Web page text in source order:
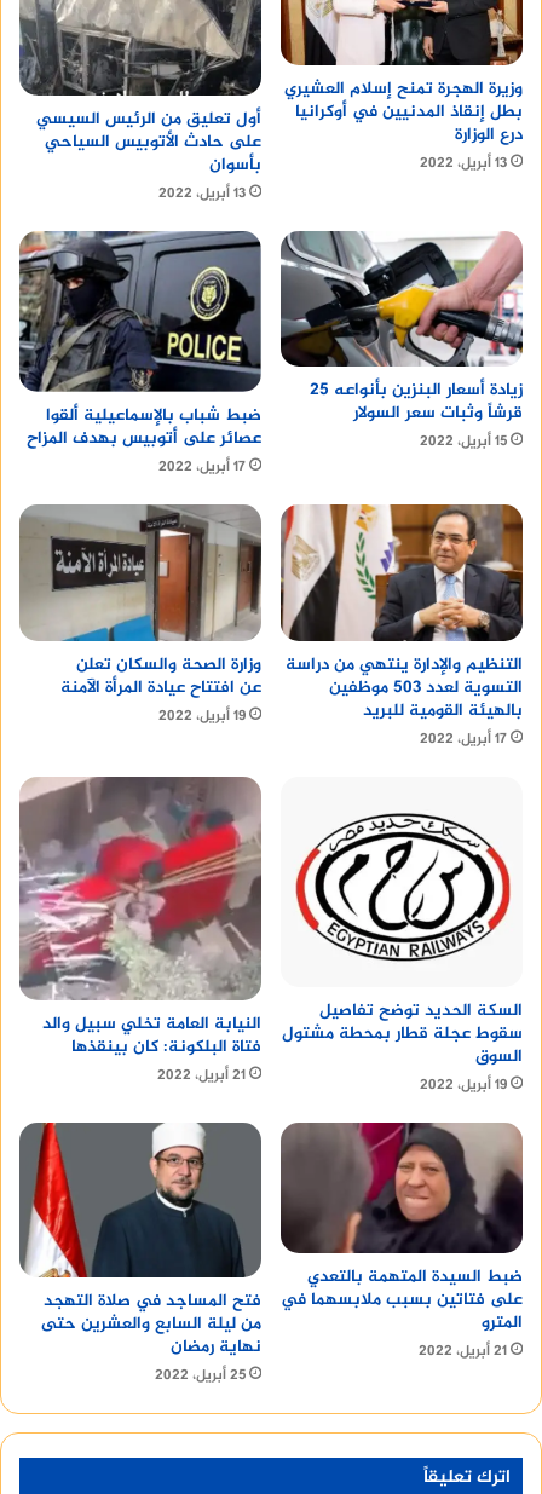
وزيرة الهجرة تمنح إسلام العشيري
بطل إنقاذ المدنيين في أوكرانيا
درع الوزارة
13 أبريل، 2022
أول تعليق من الرئيس السيسي
على حادث الأتوبيس السياحي
بأسوان
13 أبريل، 2022
زيادة أسعار البنزين بأنواعه 25
قرشاً وثبات سعر السولار
15 أبريل، 2022
ضبط شباب بالإسماعيلية ألقوا
عصائر على أتوبيس بهدف المزاح
17 أبريل، 2022
التنظيم والإدارة ينتهي من دراسة
التسوية لعدد 503 موظفين
بالهيئة القومية للبريد
17 أبريل، 2022
وزارة الصحة والسكان تعلن
عن افتتاح عيادة المرأة الآمنة
19 أبريل، 2022
السكة الحديد توضح تفاصيل
سقوط عجلة قطار بمحطة مشتول
السوق
19 أبريل، 2022
النيابة العامة تخلي سبيل والد
فتاة البلكونة: كان بينقذها
21 أبريل، 2022
ضبط السيدة المتهمة بالتعدي
على فتاتين بسبب ملابسهما في
المترو
21 أبريل، 2022
فتح المساجد في صلاة التهجد
من ليلة السابع والعشرين حتى
نهاية رمضان
25 أبريل، 2022
اترك تعليقاً